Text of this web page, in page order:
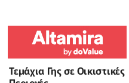
Τεμάχια Γης σε Οικιστικές